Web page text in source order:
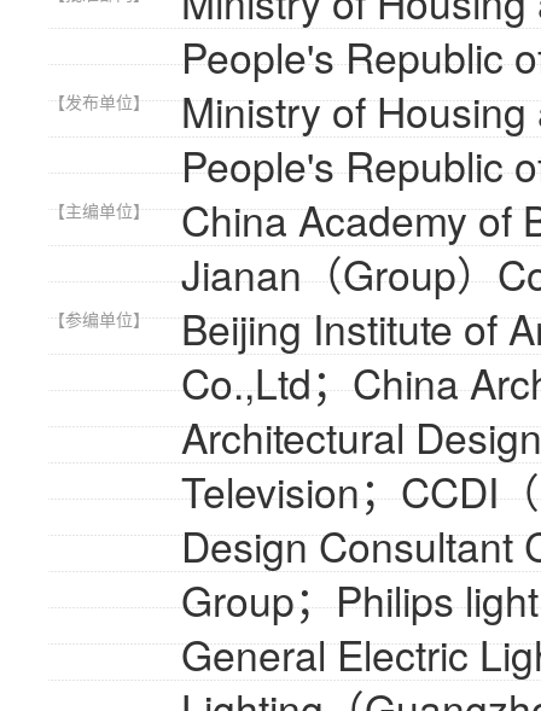
People's Republic
【发布单位】
Ministry of
People's Republic
【主编单位】
China Academy of
Jianan（Group）
【参编单位】
Beijing Institute of
Co.,Ltd；China
Architectural
Television；CCDI
Design Consultant
Group；Philips
General Electric